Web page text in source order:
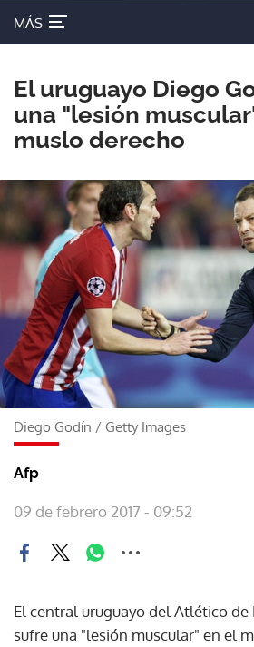
MÁS
El uruguayo Diego
una "lesión
muslo derecho
Diego Godín / Getty Images
Afp
09 de febrero 2017 - 09:52
El central uruguayo del Atlético
sufre una "lesión muscular" en el